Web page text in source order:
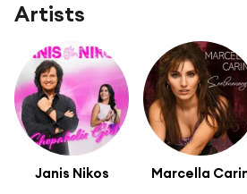
Artists
Janis Nikos Marcella